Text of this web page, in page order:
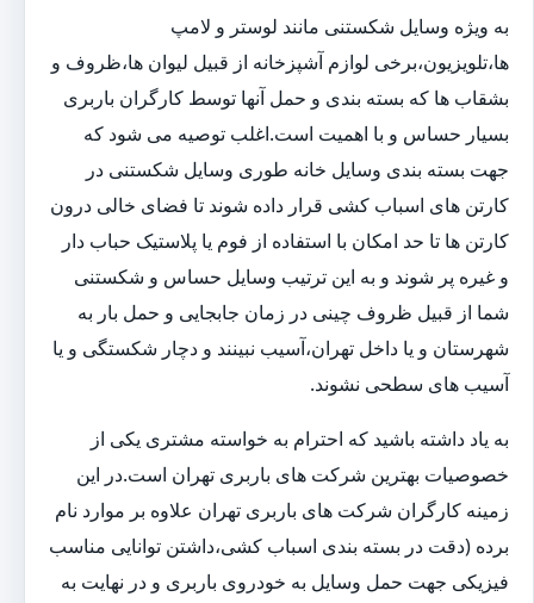
به ویژه وسایل شکستنی مانند لوستر و لامپ
ها،تلویزیون،برخی لوازم آشپزخانه از قبیل لیوان ها،ظروف و
بشقاب ها که بسته بندی و حمل آنها توسط کارگران باربری
بسیار حساس و با اهمیت است.اغلب توصیه می شود که
جهت بسته بندی وسایل خانه طوری وسایل شکستنی در
کارتن های اسباب کشی قرار داده شوند تا فضای خالی درون
کارتن ها تا حد امکان با استفاده از فوم یا پلاستیک حباب دار
و غیره پر شوند و به این ترتیب وسایل حساس و شکستنی
شما از قبیل ظروف چینی در زمان جابجایی و حمل بار به
شهرستان و یا داخل تهران،آسیب نبینند و دچار شکستگی و یا
آسیب های سطحی نشوند.
به یاد داشته باشید که احترام به خواسته مشتری یکی از
خصوصیات بهترین شرکت های باربری تهران است.در این
زمینه کارگران شرکت های باربری تهران علاوه بر موارد نام
برده (دقت در بسته بندی اسباب کشی،داشتن توانایی مناسب
فیزیکی جهت حمل وسایل به خودروی باربری و در نهایت به